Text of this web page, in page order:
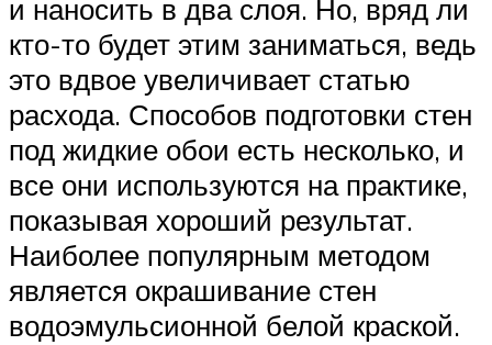
и наносить в два слоя. Но, вряд ли
кто-то будет этим заниматься, ведь
это вдвое увеличивает статью
расхода. Способов подготовки стен
под жидкие обои есть несколько, и
все они используются на практике,
показывая хороший результат.
Наиболее популярным методом
является окрашивание стен
водоэмульсионной белой краской.